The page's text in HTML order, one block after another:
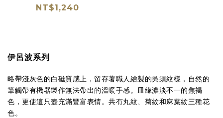
NT$1,240
伊呂波系列
略帶淺灰色的白磁質感上，留存著職人繪製的吳須紋樣，自然的
筆觸帶有機器製作無法帶出的溫暖手感。皿緣濃淡不一的焦褐
色，更使這只壺充滿豐富表情。共有丸紋、菊紋和麻葉紋三種花
色。